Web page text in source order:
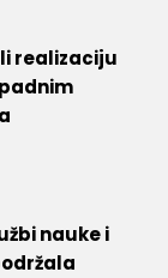
realizaciju
nauke i